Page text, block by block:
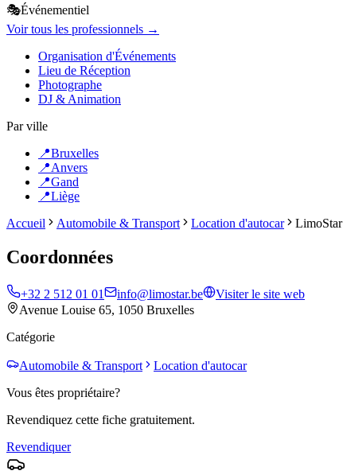
🎭Événementiel
Voir tous les professionnels →
Organisation d'Événements
Lieu de Réception
Photographe
DJ & Animation
Par ville
📍Bruxelles
📍Anvers
📍Gand
📍Liège
Accueil
Automobile & Transport Location d'autocar LimoStar
Coordonnées
+32 2 512 01 01 info@limostar.be
Visiter le site web
Avenue Louise 65, 1050 Bruxelles
Catégorie
Automobile & Transport
Location d'autocar
Vous êtes propriétaire?
Revendiquez cette fiche gratuitement.
Revendiquer